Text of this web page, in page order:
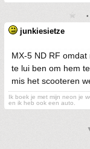
junkiesietze
MX-5 ND RF
te lui ben om hem
mis het scooteren
Ik boek je met mijn neon je
en ik heb ook een auto.